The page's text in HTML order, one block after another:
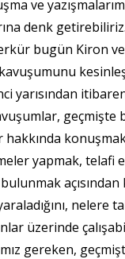
ve
denk
bugün Kiron
yarısından
geçmişte
yapmak, telafi
açısından
nelere
üzerinde
gereken,